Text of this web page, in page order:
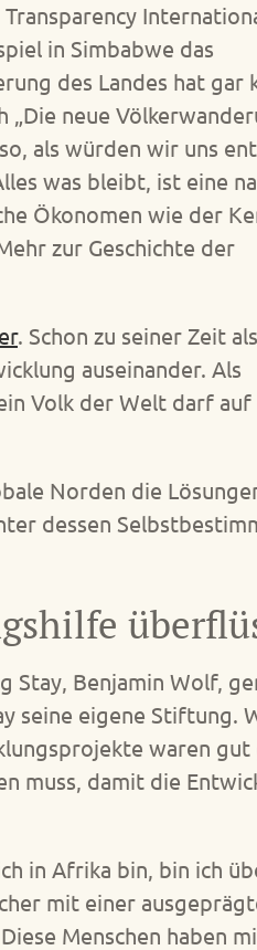
in Simbabwe das
des Landes hat gar
neue
als würden wir uns
was bleibt, ist eine
Ökonomen wie der
zur Geschichte der
. Schon zu seiner Zeit
auseinander. Als
Volk der Welt darf auf
Norden die
dessen
Benjamin Wolf,
seine eigene Stiftung.
waren
muss, damit die
in Afrika bin, bin ich
mit einer
Menschen haben